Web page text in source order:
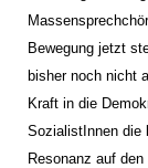
Bewegung jetzt
bisher noch nicht
Kraft in die
SozialistInnen die
Resonanz auf